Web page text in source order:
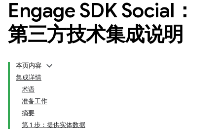
Engage SDK Social：
第三方技术集成说明
本页内容
集成详情
术语
准备工作
摘要
第 1 步：提供实体数据